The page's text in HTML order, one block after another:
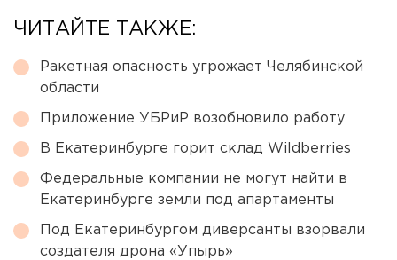
ЧИТАЙТЕ ТАКЖЕ:
Ракетная опасность угрожает Челябинской
области
Приложение УБРиР возобновило работу
В Екатеринбурге горит склад Wildberries
Федеральные компании не могут найти в
Екатеринбурге земли под апартаменты
Под Екатеринбургом диверсанты взорвали
создателя дрона «Упырь»